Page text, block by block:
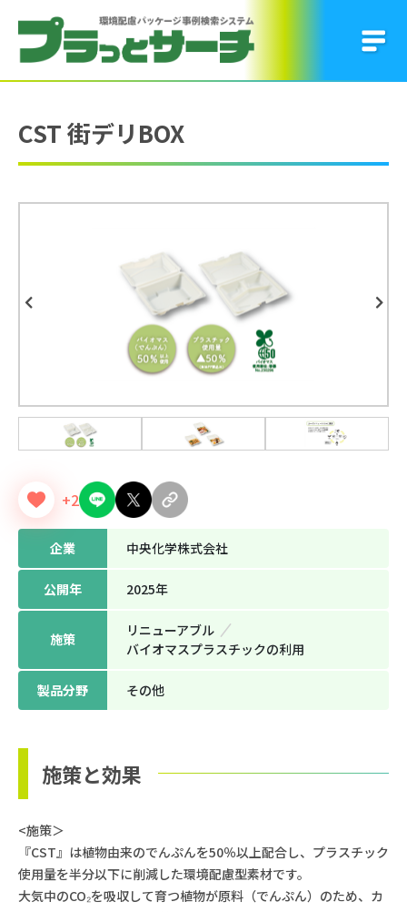
CST 街デリBOX
Previous Next
+2
企業 中央化学株式会社
公開年 2025年
施策
リニューアブル
バイオマスプラスチックの利⽤
製品分野 その他
施策と効果
<施策＞
『CST』は植物由来のでんぷんを50％以上配合し、プラスチック
使用量を半分以下に削減した環境配慮型素材です。
大気中のCO₂を吸収して育つ植物が原料（でんぷん）のため、カ